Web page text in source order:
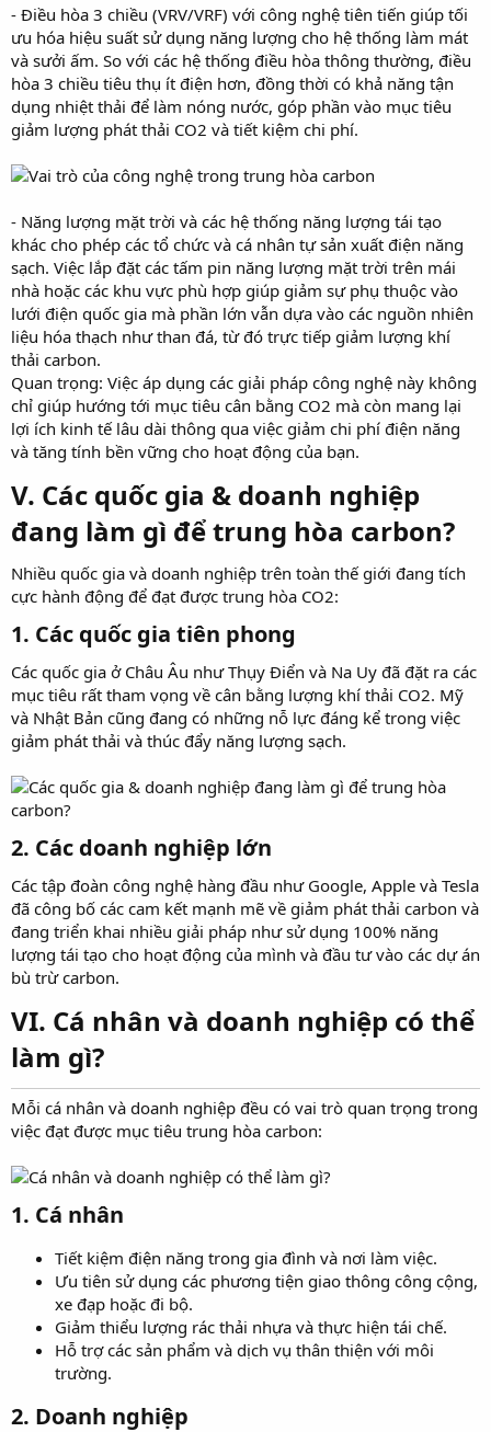
- Điều hòa 3 chiều (VRV/VRF) với công nghệ tiên tiến giúp tối
ưu hóa hiệu suất sử dụng năng lượng cho hệ thống làm mát
và sưởi ấm. So với các hệ thống điều hòa thông thường, điều
hòa 3 chiều tiêu thụ ít điện hơn, đồng thời có khả năng tận
dụng nhiệt thải để làm nóng nước, góp phần vào mục tiêu
giảm lượng phát thải CO2 và tiết kiệm chi phí.
- Năng lượng mặt trời và các hệ thống năng lượng tái tạo
khác cho phép các tổ chức và cá nhân tự sản xuất điện năng
sạch. Việc lắp đặt các tấm pin năng lượng mặt trời trên mái
nhà hoặc các khu vực phù hợp giúp giảm sự phụ thuộc vào
lưới điện quốc gia mà phần lớn vẫn dựa vào các nguồn nhiên
liệu hóa thạch như than đá, từ đó trực tiếp giảm lượng khí
thải carbon.
Quan trọng: Việc áp dụng các giải pháp công nghệ này không
chỉ giúp hướng tới mục tiêu cân bằng CO2 mà còn mang lại
lợi ích kinh tế lâu dài thông qua việc giảm chi phí điện năng
và tăng tính bền vững cho hoạt động của bạn.
V. Các quốc gia & doanh nghiệp
đang làm gì để trung hòa carbon?
Nhiều quốc gia và doanh nghiệp trên toàn thế giới đang tích
cực hành động để đạt được trung hòa CO2:
1. Các quốc gia tiên phong
Các quốc gia ở Châu Âu như Thụy Điển và Na Uy đã đặt ra các
mục tiêu rất tham vọng về cân bằng lượng khí thải CO2. Mỹ
và Nhật Bản cũng đang có những nỗ lực đáng kể trong việc
giảm phát thải và thúc đẩy năng lượng sạch.
2. Các doanh nghiệp lớn
Các tập đoàn công nghệ hàng đầu như Google, Apple và Tesla
đã công bố các cam kết mạnh mẽ về giảm phát thải carbon và
đang triển khai nhiều giải pháp như sử dụng 100% năng
lượng tái tạo cho hoạt động của mình và đầu tư vào các dự án
bù trừ carbon.
VI. Cá nhân và doanh nghiệp có thể
làm gì?
Mỗi cá nhân và doanh nghiệp đều có vai trò quan trọng trong
việc đạt được mục tiêu trung hòa carbon:
1. Cá nhân
Tiết kiệm điện năng trong gia đình và nơi làm việc.
Ưu tiên sử dụng các phương tiện giao thông công cộng,
xe đạp hoặc đi bộ.
Giảm thiểu lượng rác thải nhựa và thực hiện tái chế.
Hỗ trợ các sản phẩm và dịch vụ thân thiện với môi
trường.
2. Doanh nghiệp